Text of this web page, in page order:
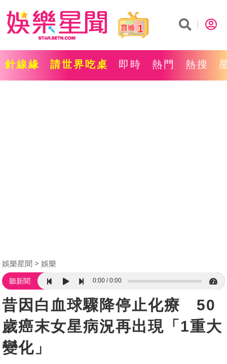
1
針線緣 請世界吃桌 即時 熱門 熱搜
娛樂星聞 娛樂
聽新聞 0:00 0:00
昔因白血球驟降停止化療 50
歲癌末女星病況再出現「1重大
變化」